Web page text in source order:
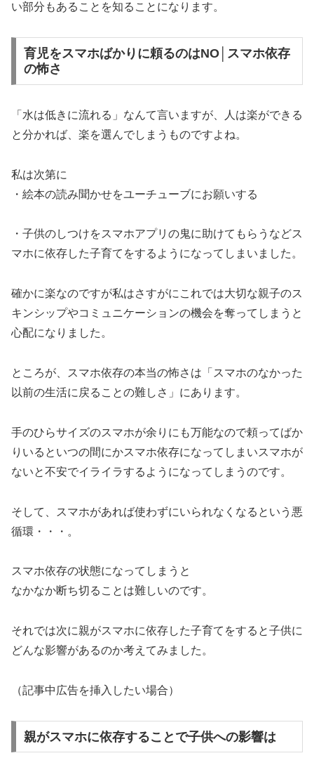
い部分もあることを知ることになります。
育児をスマホばかりに頼るのはNO│スマホ依存
の怖さ
「水は低きに流れる」なんて言いますが、人は楽ができる
と分かれば、楽を選んでしまうものですよね。
私は次第に
・絵本の読み聞かせをユーチューブにお願いする
・子供のしつけをスマホアプリの鬼に助けてもらうなどス
マホに依存した子育てをするようになってしまいました。
確かに楽なのですが私はさすがにこれでは大切な親子のス
キンシップやコミュニケーションの機会を奪ってしまうと
心配になりました。
ところが、スマホ依存の本当の怖さは「スマホのなかった
以前の生活に戻ることの難しさ」にあります。
手のひらサイズのスマホが余りにも万能なので頼ってばか
りいるといつの間にかスマホ依存になってしまいスマホが
ないと不安でイライラするようになってしまうのです。
そして、スマホがあれば使わずにいられなくなるという悪
循環・・・。
スマホ依存の状態になってしまうと
なかなか断ち切ることは難しいのです。
それでは次に親がスマホに依存した子育てをすると子供に
どんな影響があるのか考えてみました。
（記事中広告を挿入したい場合）
親がスマホに依存することで子供への影響は